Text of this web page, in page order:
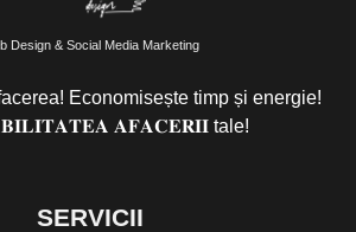
Design & Social Media Marketing
Economisește timp și energie!
𝐀𝐅𝐀𝐂𝐄𝐑𝐈𝐈 tale!
SERVICII